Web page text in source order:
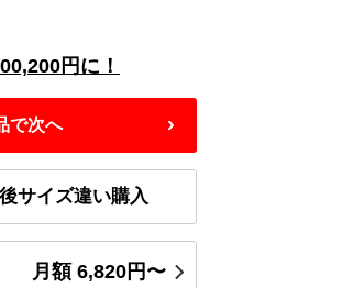
円に！
で次へ
サイズ違い購入
月額 6,820円〜